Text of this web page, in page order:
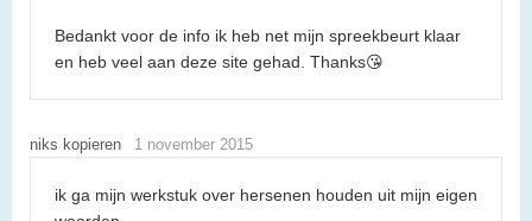
Bedankt voor de info ik heb net mijn spreekbeurt klaar
en heb veel aan deze site gehad. Thanks😘
niks kopieren 1 november 2015
ik ga mijn werkstuk over hersenen houden uit mijn eigen